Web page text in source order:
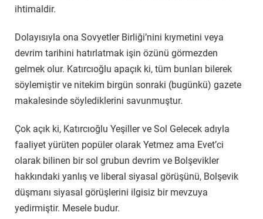
ihtimaldir.
Dolayısıyla ona Sovyetler Birliği’nini kıymetini veya
devrim tarihini hatırlatmak işin özünü görmezden
gelmek olur. Katırcıoğlu apaçık ki, tüm bunları bilerek
söylemiştir ve nitekim birgün sonraki (bugünkü) gazete
makalesinde söylediklerini savunmuştur.
Çok açık ki, Katırcıoğlu Yeşiller ve Sol Gelecek adıyla
faaliyet yürüten popüler olarak Yetmez ama Evet’ci
olarak bilinen bir sol grubun devrim ve Bolşevikler
hakkındaki yanlış ve liberal siyasal görüşünü, Bolşevik
düşmanı siyasal görüşlerini ilgisiz bir mevzuya
yedirmiştir. Mesele budur.